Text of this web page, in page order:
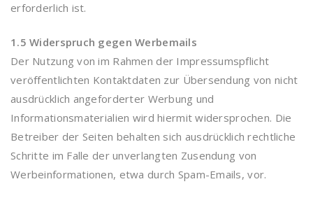
erforderlich ist.
1.5 Widerspruch gegen Werbemails
Der Nutzung von im Rahmen der Impressumspflicht
veröffentlichten Kontaktdaten zur Übersendung von nicht
ausdrücklich angeforderter Werbung und
Informationsmaterialien wird hiermit widersprochen. Die
Betreiber der Seiten behalten sich ausdrücklich rechtliche
Schritte im Falle der unverlangten Zusendung von
Werbeinformationen, etwa durch Spam-Emails, vor.